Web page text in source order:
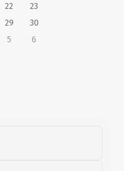
22
23
29
30
5 6